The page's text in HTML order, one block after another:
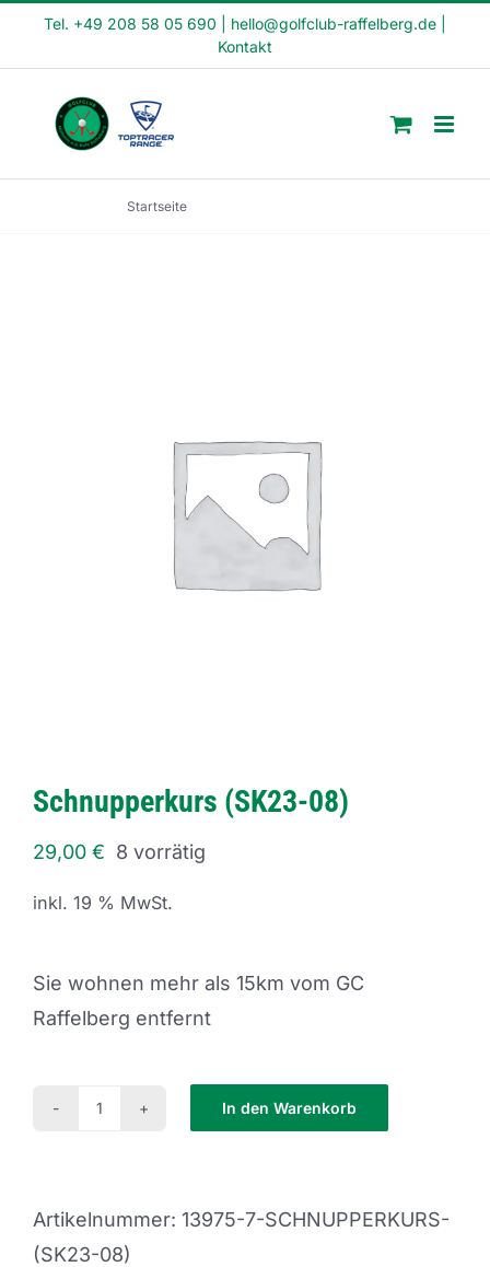
Tel. +49 208 58 05 690 hello@golfclub-raffelberg.de
Kontakt
Startseite
Schnupperkurs (SK23-08)
29,00 € 8 vorrätig
inkl. 19 % MwSt.
Sie wohnen mehr als 15km vom GC
Raffelberg entfernt
Schnupperkurs
Menge
In den Warenkorb
Artikelnummer: 13975-7-SCHNUPPERKURS-
(SK23-08)